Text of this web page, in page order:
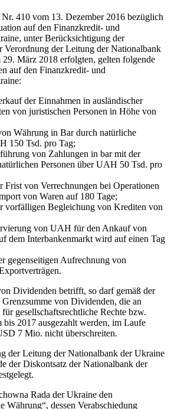
410 vom 13. Dezember 2016 bezüglich
auf den Finanzkredit- und
unter Berücksichtigung der
Verordnung der Leitung der Nationalbank
März 2018 erfolgten, gelten folgende
auf den Finanzkredit- und
der Einnahmen in ausländischer
von juristischen Personen in Höhe von
Währung in Bar durch natürliche
150 Tsd. pro Tag;
von Zahlungen in bar mit der
Personen über UAH 50 Tsd. pro
Frist von Verrechnungen bei Operationen
von Waren auf 180 Tage;
vorfälligen Begleichung von Krediten von
von UAH für den Ankauf von
dem Interbankenmarkt wird auf einen Tag
gegenseitigen Aufrechnung von
Dividenden betrifft, so darf gemäß der
von Dividenden, die an
gesellschaftsrechtliche Rechte bzw.
2017 ausgezahlt werden, im Laufe
7 Mio. nicht überschreiten.
der Leitung der Nationalbank der Ukraine
der Diskontsatz der Nationalbank der
Rada der Ukraine den
Währung“, dessen Verabschiedung